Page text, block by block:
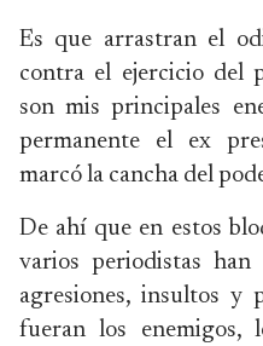
Es que arrastran el
contra el ejercicio del
son mis principales
permanente el ex
marcó la cancha del
De ahí que en estos
varios periodistas
agresiones, insultos y
fueran los enemigos,